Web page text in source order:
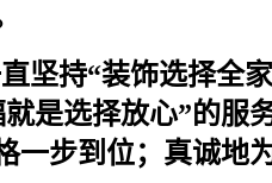
坚持“装饰选择全
是选择放心”的服
一步到位；真诚地